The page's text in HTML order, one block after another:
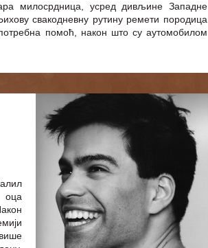
милосрдница, усред дивљине Западне
свакодневну рутину ремети породица
потребна помоћ, након што су аутомобилом